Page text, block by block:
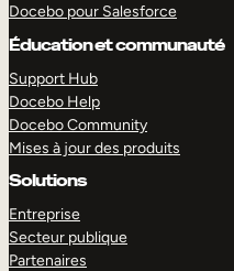
Docebo pour Salesforce
Éducation et communauté
Support Hub
Docebo Help
Docebo Community
Mises à jour des produits
Solutions
Entreprise
Secteur publique
Partenaires